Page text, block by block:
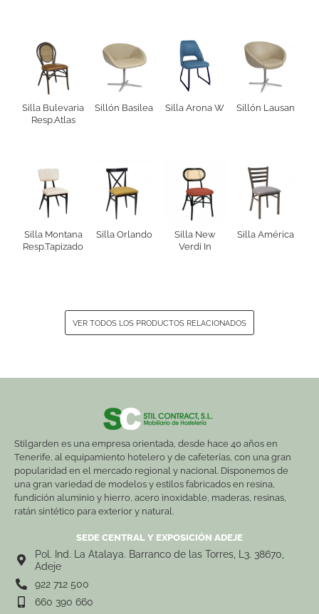
Silla Bulevaria
Resp.Atlas
Sillón Basilea Silla Arona W Sillón Lausan
Silla Montana
Resp.Tapizado
Silla Orlando
Silla New
Verdi In
Silla América
VER TODOS LOS PRODUCTOS RELACIONADOS
Stilgarden es una empresa orientada, desde hace 40 años en
Tenerife, al equipamiento hotelero y de cafeterías, con una gran
popularidad en el mercado regional y nacional. Disponemos de
una gran variedad de modelos y estilos fabricados en resina,
fundición aluminio y hierro, acero inoxidable, maderas, resinas,
ratán sintético para exterior y natural.
SEDE CENTRAL Y EXPOSICIÓN ADEJE
Pol. Ind. La Atalaya. Barranco de las Torres, L3. 38670,
Adeje
922 712 500
660 390 660